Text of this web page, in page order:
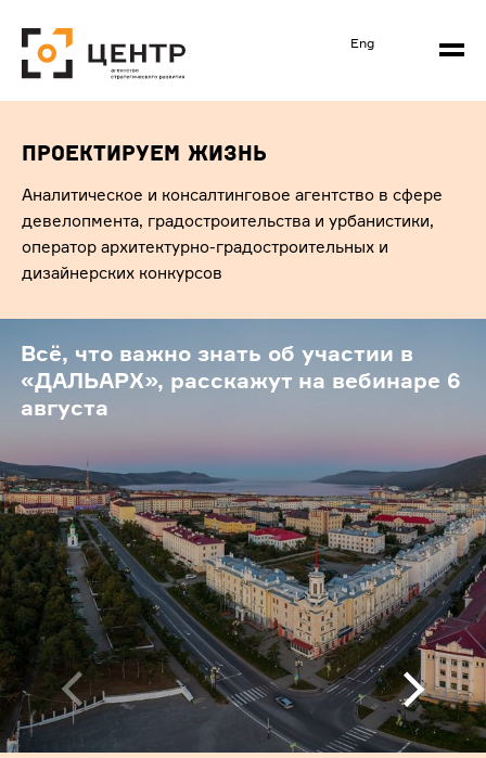
Eng
Всё, что важно знать об участии в
«ДАЛЬАРХ», расскажут на вебинаре 6
августа
проектируем жизнь
Аналитическое и консалтинговое агентство в сфере
девелопмента, градостроительства и урбанистики,
оператор архитектурно-градостроительных и
дизайнерских конкурсов